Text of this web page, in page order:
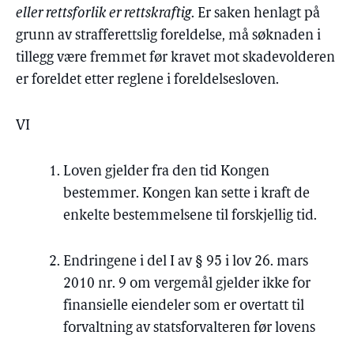
eller rettsforlik er rettskraftig. Er saken henlagt på
grunn av strafferettslig foreldelse, må søknaden i
tillegg være fremmet før kravet mot skadevolderen
er foreldet etter reglene i foreldelsesloven.
VI
Loven gjelder fra den tid Kongen
bestemmer. Kongen kan sette i kraft de
enkelte bestemmelsene til forskjellig tid.
Endringene i del I av § 95 i lov 26. mars
2010 nr. 9 om vergemål gjelder ikke for
finansielle eiendeler som er overtatt til
forvaltning av statsforvalteren før lovens